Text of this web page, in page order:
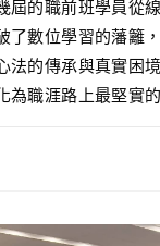
屆的職前班學員從
了數位學習的藩籬
法的傳承與真實困
為職涯路上最堅實